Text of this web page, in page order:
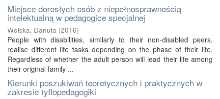
Miejsce dorosłych osób z niepełnosprawnością
intelektualną w pedagogice specjalnej
Wolska, Danuta (2016)
People with disabilities, similarly to their non-disabled peers,
realise different life tasks depending on the phase of their life.
Regardless of whether the adult person will lead their life among
their original family ...
Kierunki poszukiwań teoretycznych i praktycznych w
zakresie tyflopedagogiki